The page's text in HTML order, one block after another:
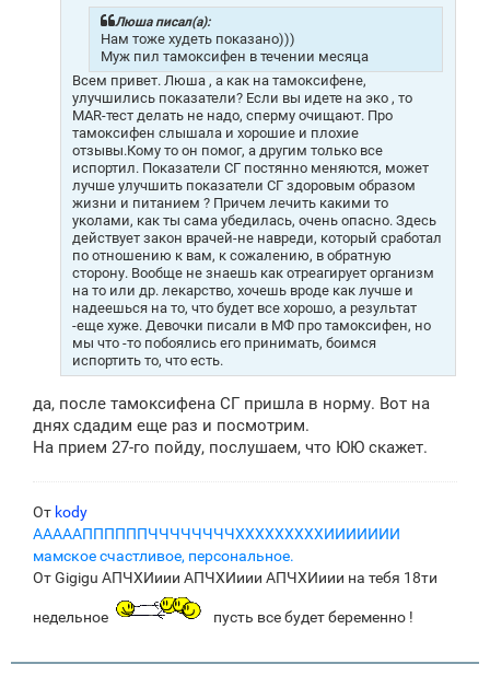
Люша писал(а):
Нам тоже худеть показано)))
Муж пил тамоксифен в течении месяца
Всем привет. Люша , а как на тамоксифене,
улучшились показатели? Если вы идете на эко , то
МАR-тест делать не надо, сперму очищают. Про
тамоксифен слышала и хорошие и плохие
отзывы.Кому то он помог, а другим только все
испортил. Показатели СГ постянно меняются, может
лучше улучшить показатели СГ здоровым образом
жизни и питанием ? Причем лечить какими то
уколами, как ты сама убедилась, очень опасно. Здесь
действует закон врачей-не навреди, который сработал
по отношению к вам, к сожалению, в обратную
сторону. Вообще не знаешь как отреагирует организм
на то или др. лекарство, хочешь вроде как лучше и
надеешься на то, что будет все хорошо, а результат
-еще хуже. Девочки писали в МФ про тамоксифен, но
мы что -то побоялись его принимать, боимся
испортить то, что есть.
да, после тамоксифена СГ пришла в норму. Вот на
днях сдадим еще раз и посмотрим.
На прием 27-го пойду, послушаем, что ЮЮ скажет.
От kody
АААААППППППЧЧЧЧЧЧЧЧХХХХХХХХХИИИИИИИ
мамское счастливое, персональное.
От Gigigu АПЧХИиии АПЧХИиии АПЧХИиии на тебя 18ти
недельное пусть все будет беременно !